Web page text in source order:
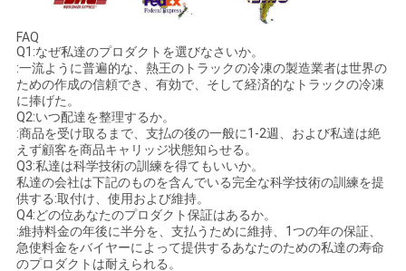
FAQ
Q1:なぜ私達のプロダクトを選びなさいか。
:一流ように普遍的な、熱王のトラックの冷凍の製造業者は世界の
ための作成の信頼でき、有効で、そして経済的なトラックの冷凍
に捧げた。
Q2:いつ配達を整理するか。
:商品を受け取るまで、支払の後の一般に1-2週、および私達は絶
えず顧客を商品キャリッジ状態知らせる。
Q3:私達は科学技術の訓練を得てもいいか。
私達の会社は下記のものを含んでいる完全な科学技術の訓練を提
供する:取付け、使用および維持。
Q4:どの位あなたのプロダクト保証はあるか。
:維持料金の年後に半分を、支払うために維持、1つの年の保証、
急使料金をバイヤーによって提供するあなたのための私達の寿命
のプロダクトは耐えられる。